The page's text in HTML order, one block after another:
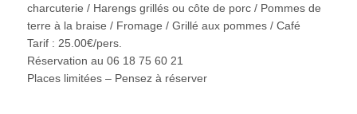
charcuterie / Harengs grillés ou côte de porc / Pommes de
terre à la braise / Fromage / Grillé aux pommes / Café
Tarif : 25.00€/pers.
Réservation au 06 18 75 60 21
Places limitées – Pensez à réserver